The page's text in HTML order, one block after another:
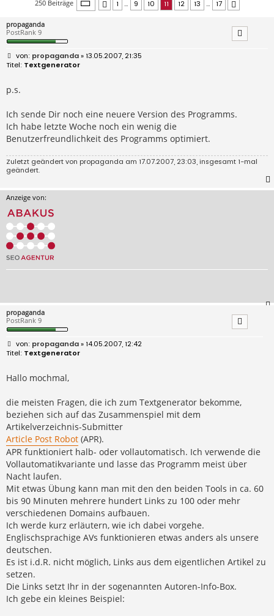
250 Beiträge Seite 11von 17
Vorherige
1 … 9 10 11 12 13 … 17
propaganda
PostRank 9
B
e
i
r
a
propaganda» 13.05.2007, 21:35
Textgenerator
p.s.
Ich sende Dir noch eine neuere Version des Programms.
Ich habe letzte Woche noch ein wenig die
Benutzerfreundlichkeit des Programms optimiert.
Zuletzt geändert von propaganda am 17.07.2007, 23:03, insgesamt 1-mal
geändert.
Anzeige von:
propaganda
PostRank 9
B
e
r
a
propaganda» 14.05.2007, 12:42
Textgenerator
Hallo mochmal,
die meisten Fragen, die ich zum Textgenerator bekomme,
beziehen sich auf das Zusammenspiel mit dem
Artikelverzeichnis-Submitter
Article Post Robot (APR).
APR funktioniert halb- oder vollautomatisch. Ich verwende die
Vollautomatikvariante und lasse das Programm meist über
Nacht laufen.
Mit etwas Übung kann man mit den den beiden Tools in ca. 60
bis 90 Minuten mehrere hundert Links zu 100 oder mehr
verschiedenen Domains aufbauen.
Ich werde kurz erläutern, wie ich dabei vorgehe.
Englischsprachige AVs funktionieren etwas anders als unsere
deutschen.
Es ist i.d.R. nicht möglich, Links aus dem eigentlichen Artikel zu
setzen.
Die Links setzt Ihr in der sogenannten Autoren-Info-Box.
Ich gebe ein kleines Beispiel: